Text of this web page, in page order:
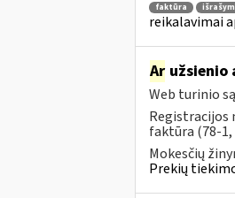
faktūra
reikalavimai
Aružsienio
Web turinio
Registracijos
faktūra (78-1,
Mokesčių
Prekių